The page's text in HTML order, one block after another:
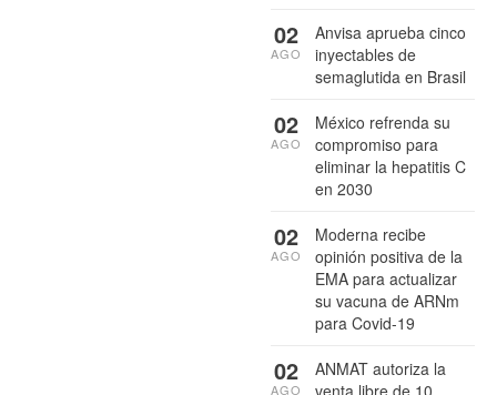
Anvisa aprueba cinco
inyectables de
semaglutida en Brasil
02
AGO
México refrenda su
compromiso para
eliminar la hepatitis C
en 2030
02
AGO
Moderna recibe
opinión positiva de la
EMA para actualizar
su vacuna de ARNm
para Covid-19
02
AGO
ANMAT autoriza la
02
AGO